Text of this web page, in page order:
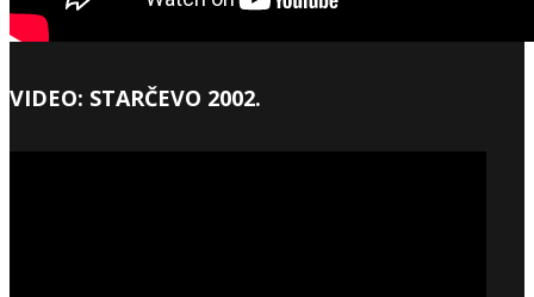
VIDEO: STARČEVO 2002.